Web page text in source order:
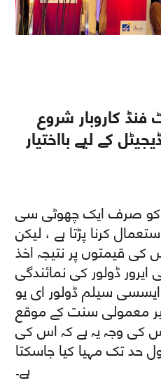
کاروبار شروع
کے لیے بااختیار
کو صرف ایک چھوٹی سی
کرنا پڑتا ہے ، لیکن
قیمتوں پر نتیجہ اخذ
ڈولور کی نمائندگی
سیلم ڈولور ای یو
غیر معمولی سنت کے موقع
کی وجہ یہ ہے کہ اس کی
حد تک مہیا کیا جاسکتا
ہے۔